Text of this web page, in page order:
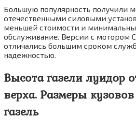
Большую популярность получили
отечественными силовыми
меньшей стоимости и
обслуживание. Версии с мотором
отличались большим сроком
надежностью.
Высота газели луидор
верха. Размеры
газель